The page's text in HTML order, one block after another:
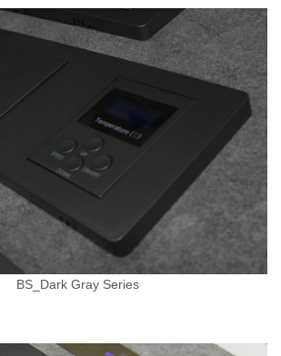
BS_Dark Gray Series